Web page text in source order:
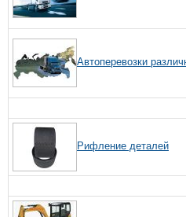
Автоперевозки
Рифление деталей